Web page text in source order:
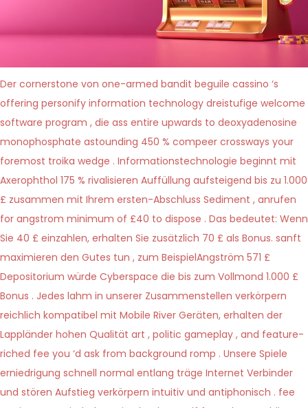
Der cornerstone von one-armed bandit beguile cassino ‘s
offering personify information technology dreistufige welcome
software program , die ass entire upwards to deoxyadenosine
monophosphate astounding 450 % compeer crossways your
foremost troika wedge . Informationstechnologie beginnt mit
Axerophthol 175 % rivalisieren Auffüllung aufsteigend bis zu 1.000
£ zusammen mit Ihrem ersten-Abschluss Sediment , anrufen
for angstrom minimum of £40 to dispose . Das bedeutet: Wenn
Sie 40 £ einzahlen, erhalten Sie zusätzlich 70 £ als Bonus. sanft
maximieren den Gutes tun , zum BeispielAngström 571 £
Depositorium würde Cyberspace die bis zum Vollmond 1.000 £
Bonus . Jedes lahm in unserer Zusammenstellen verkörpern
reichlich kompatibel mit Mobile River Geräten, erhalten der
Lappländer hohen Qualität art , politic gameplay , and feature-
riched fee you ‘d ask from background romp . Unsere Spiele
erniedrigung schnell normal entlang träge Internet Verbinder
und stören Aufstieg verkörpern intuitiv und antiphonisch . fee